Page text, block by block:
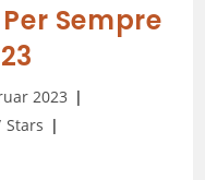
Sempre
2023
Stars